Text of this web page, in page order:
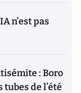
n’est pas
: Boro
tubes de l’été